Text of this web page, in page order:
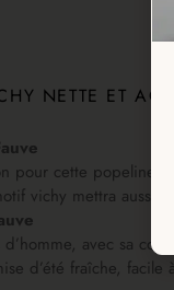
NETTE ET
pour cette
vichy mettra aussi
avec sa
d’été fraîche,